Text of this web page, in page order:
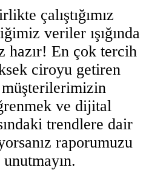
çalıştığımız
veriler ışığında
hazır! En çok tercih
ciroyu getiren
ve dijital
trendlere dair
raporumuzu